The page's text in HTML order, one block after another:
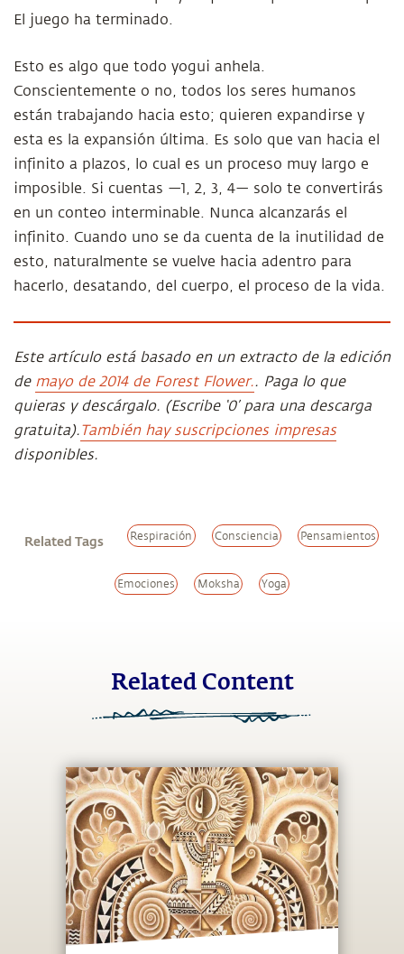
El juego ha terminado.
Esto es algo que todo yogui anhela.
Conscientemente o no, todos los seres humanos
están trabajando hacia esto; quieren expandirse y
esta es la expansión última. Es solo que van hacia el
infinito a plazos, lo cual es un proceso muy largo e
imposible. Si cuentas —1, 2, 3, 4— solo te convertirás
en un conteo interminable. Nunca alcanzarás el
infinito. Cuando uno se da cuenta de la inutilidad de
esto, naturalmente se vuelve hacia adentro para
hacerlo, desatando, del cuerpo, el proceso de la vida.
Este artículo está basado en un extracto de la edición
de mayo de 2014 de Forest Flower.. Paga lo que
quieras y descárgalo. (Escribe ‘0’ para una descarga
gratuita).También hay suscripciones impresas
disponibles.
Related Tags Respiración Consciencia Pensamientos
Emociones Moksha Yoga
Related Content